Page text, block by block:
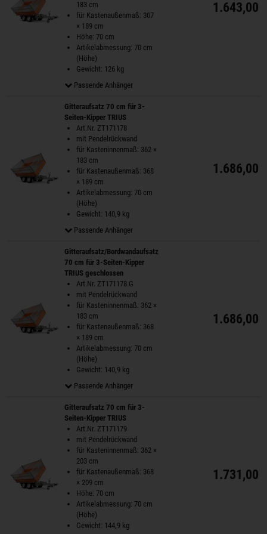
183 cm
für Kastenaußenmaß: 307
× 189 cm
Höhe: 70 cm
Artikelabmessung: 70 cm
(Höhe)
Gewicht: 126 kg
Passende Anhänger
1.643,00
Gitteraufsatz 70 cm für 3-
Seiten-Kipper TRIUS
Art.Nr. ZT171178
mit Pendelrückwand
für Kasteninnenmaß: 362 ×
183 cm
für Kastenaußenmaß: 368
× 189 cm
Artikelabmessung: 70 cm
(Höhe)
Gewicht: 140,9 kg
Passende Anhänger
1.686,00
Gitteraufsatz/Bordwandaufsatz
70 cm für 3-Seiten-Kipper
TRIUS geschlossen
Art.Nr. ZT171178.G
mit Pendelrückwand
für Kasteninnenmaß: 362 ×
183 cm
für Kastenaußenmaß: 368
× 189 cm
Artikelabmessung: 70 cm
(Höhe)
Gewicht: 140,9 kg
Passende Anhänger
1.686,00
Gitteraufsatz 70 cm für 3-
Seiten-Kipper TRIUS
Art.Nr. ZT171179
mit Pendelrückwand
für Kasteninnenmaß: 362 ×
203 cm
für Kastenaußenmaß: 368
× 209 cm
Höhe: 70 cm
Artikelabmessung: 70 cm
(Höhe)
Gewicht: 144,9 kg
1.731,00